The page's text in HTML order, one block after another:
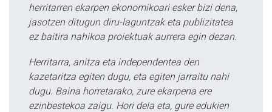
herritarren ekarpen ekonomikoari esker bizi dena,
jasotzen ditugun diru-laguntzak eta publizitatea
ez baitira nahikoa proiektuak aurrera egin dezan.
Herritarra, anitza eta independentea den
kazetaritza egiten dugu, eta egiten jarraitu nahi
dugu. Baina horretarako, zure ekarpena ere
ezinbestekoa zaigu. Hori dela eta, gure edukien